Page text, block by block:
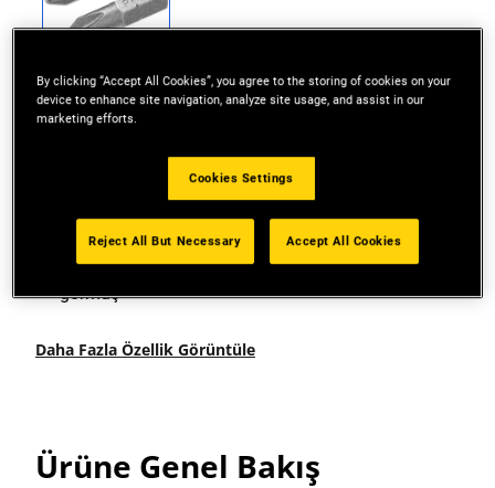
Kolay saklama için küçük boyutlu kap
Arttırılmış dayanıklılık için menteşeli kapak
Kırılma ve aşınmaya dayanıklılık için ısıl işlem
görmüş
Daha Fazla Özellik Görüntüle
Ürüne Genel Bakış
By clicking “Accept All Cookies”, you agree to the storing of cookies on your
device to enhance site navigation, analyze site usage, and assist in our
marketing efforts.
Cookies Settings
Reject All But Necessary Accept All Cookies